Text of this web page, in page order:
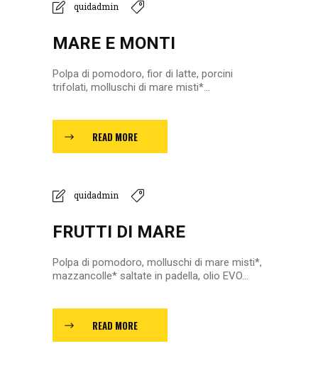
quidadmin
MARE E MONTI
Polpa di pomodoro, fior di latte, porcini
trifolati, molluschi di mare misti*...
READ MORE
quidadmin
FRUTTI DI MARE
Polpa di pomodoro, molluschi di mare misti*,
mazzancolle* saltate in padella, olio EVO...
READ MORE